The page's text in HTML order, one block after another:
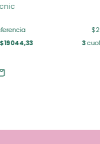
$19044,33
3